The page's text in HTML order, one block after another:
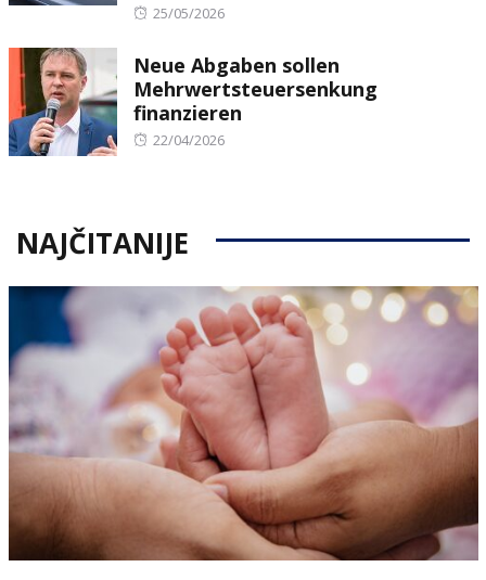
Posted
25/05/2026
Neue Abgaben sollen
Mehrwertsteuersenkung
finanzieren
Posted
22/04/2026
NAJČITANIJE